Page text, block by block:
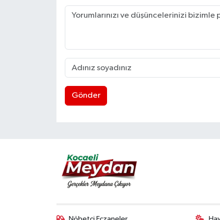
Gönder
Nöbetçi Eczaneler